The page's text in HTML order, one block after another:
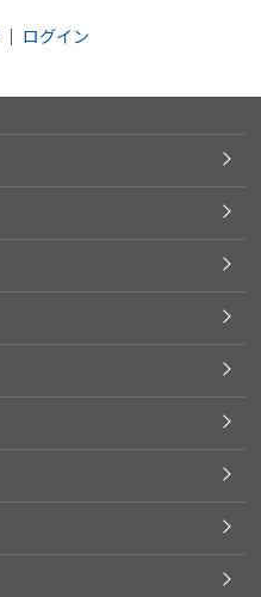
｜ ログイン